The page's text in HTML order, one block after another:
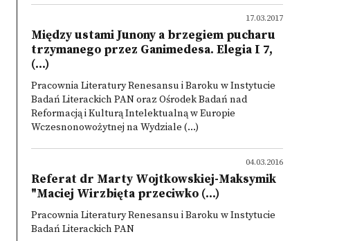
17.03.2017
Między ustami Junony a brzegiem pucharu
trzymanego przez Ganimedesa. Elegia I 7,
(...)
Pracownia Literatury Renesansu i Baroku w Instytucie
Badań Literackich PAN oraz Ośrodek Badań nad
Reformacją i Kulturą Intelektualną w Europie
Wczesnonowożytnej na Wydziale (...)
04.03.2016
Referat dr Marty Wojtkowskiej-Maksymik
"Maciej Wirzbięta przeciwko (...)
Pracownia Literatury Renesansu i Baroku w Instytucie
Badań Literackich PAN